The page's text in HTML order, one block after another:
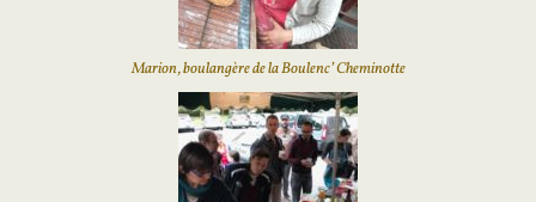
Marion, boulangère de la Boulenc’ Cheminotte